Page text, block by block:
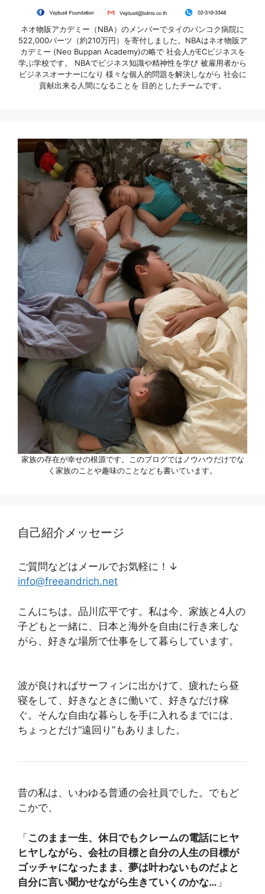
ネオ物販アカデミー（NBA）のメンバーでタイのバンコク病院に
522,000バーツ（約210万円）を寄付しました。NBAはネオ物販ア
カデミー (Neo Buppan Academy)の略で 社会人がECビジネスを
学ぶ学校です。 NBAでビジネス知識や精神性を学び 被雇用者から
ビジネスオーナーになり 様々な個人的問題を解決しながら 社会に
貢献出来る人間になることを 目的としたチームです。
家族の存在が幸せの根源です。このブログではノウハウだけでな
く家族のことや趣味のことなども書いています。
自己紹介メッセージ
ご質問などはメールでお気軽に！↓
info@freeandrich.net
こんにちは。品川広平です。私は今、家族と4人の
子どもと一緒に、日本と海外を自由に行き来しな
がら、好きな場所で仕事をして暮らしています。
波が良ければサーフィンに出かけて、疲れたら昼
寝をして、好きなときに働いて、好きなだけ稼
ぐ。そんな自由な暮らしを手に入れるまでには、
ちょっとだけ“遠回り”もありました。
昔の私は、いわゆる普通の会社員でした。でもど
こかで、
「このまま一生、休日でもクレームの電話にヒヤ
ヒヤしながら、会社の目標と自分の人生の目標が
ゴッチャになったまま、夢は叶わないものだよと
自分に言い聞かせながら生きていくのかな… 」